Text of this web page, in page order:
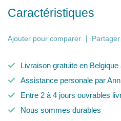
Caractéristiques
Ajouter pour comparer
Livraison gratuite en
Assistance personale par
Entre 2 à 4 jours ouvrables
Nous sommes durables